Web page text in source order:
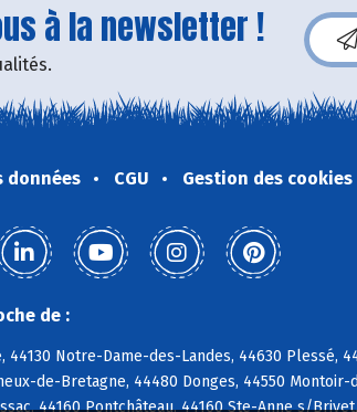
à la newsletter !
données CGU Gestion des cookies
de :
44130 Notre-Dame-des-Landes, 44630 Plessé,
de-Bretagne, 44480 Donges, 44550
44160 Pontchâteau, 44160 Ste-Anne s/